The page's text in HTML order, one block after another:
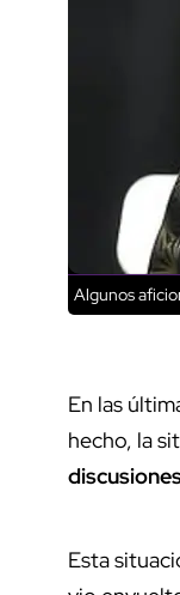
Algunos
En las
hecho, la
Esta